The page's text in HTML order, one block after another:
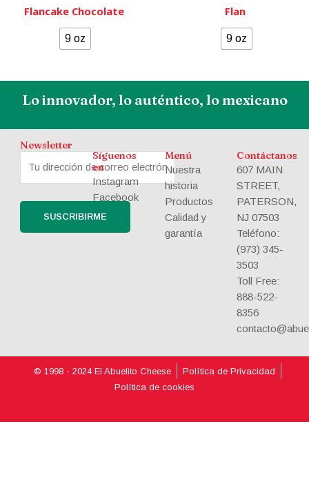
Flancake Chocolate
9 oz
Flan
9 oz
Lo innovador, lo auténtico, lo mexicano
Newsletter
Síguenos
en
Instagram
Facebook
Menú
Nuestra
historia
Productos
Calidad y
garantía
Contáctanos
607 MAIN
STREET,
PATERSON,
NJ 07503
Teléfono:
(973) 345-
3503
Toll Free:
888-522-
8356
© 1998 - 2024 El Abuelito Cheese
Política de Privacidad
Política de cookies